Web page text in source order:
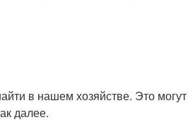
в нашем хозяйстве. Это
далее.